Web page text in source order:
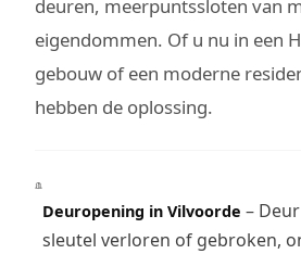
deuren, meerpuntssloten van
eigendommen. Of u nu in een
gebouw of een moderne
hebben de oplossing.
Deuropening in Vilvoorde –
sleutel verloren of gebroken,